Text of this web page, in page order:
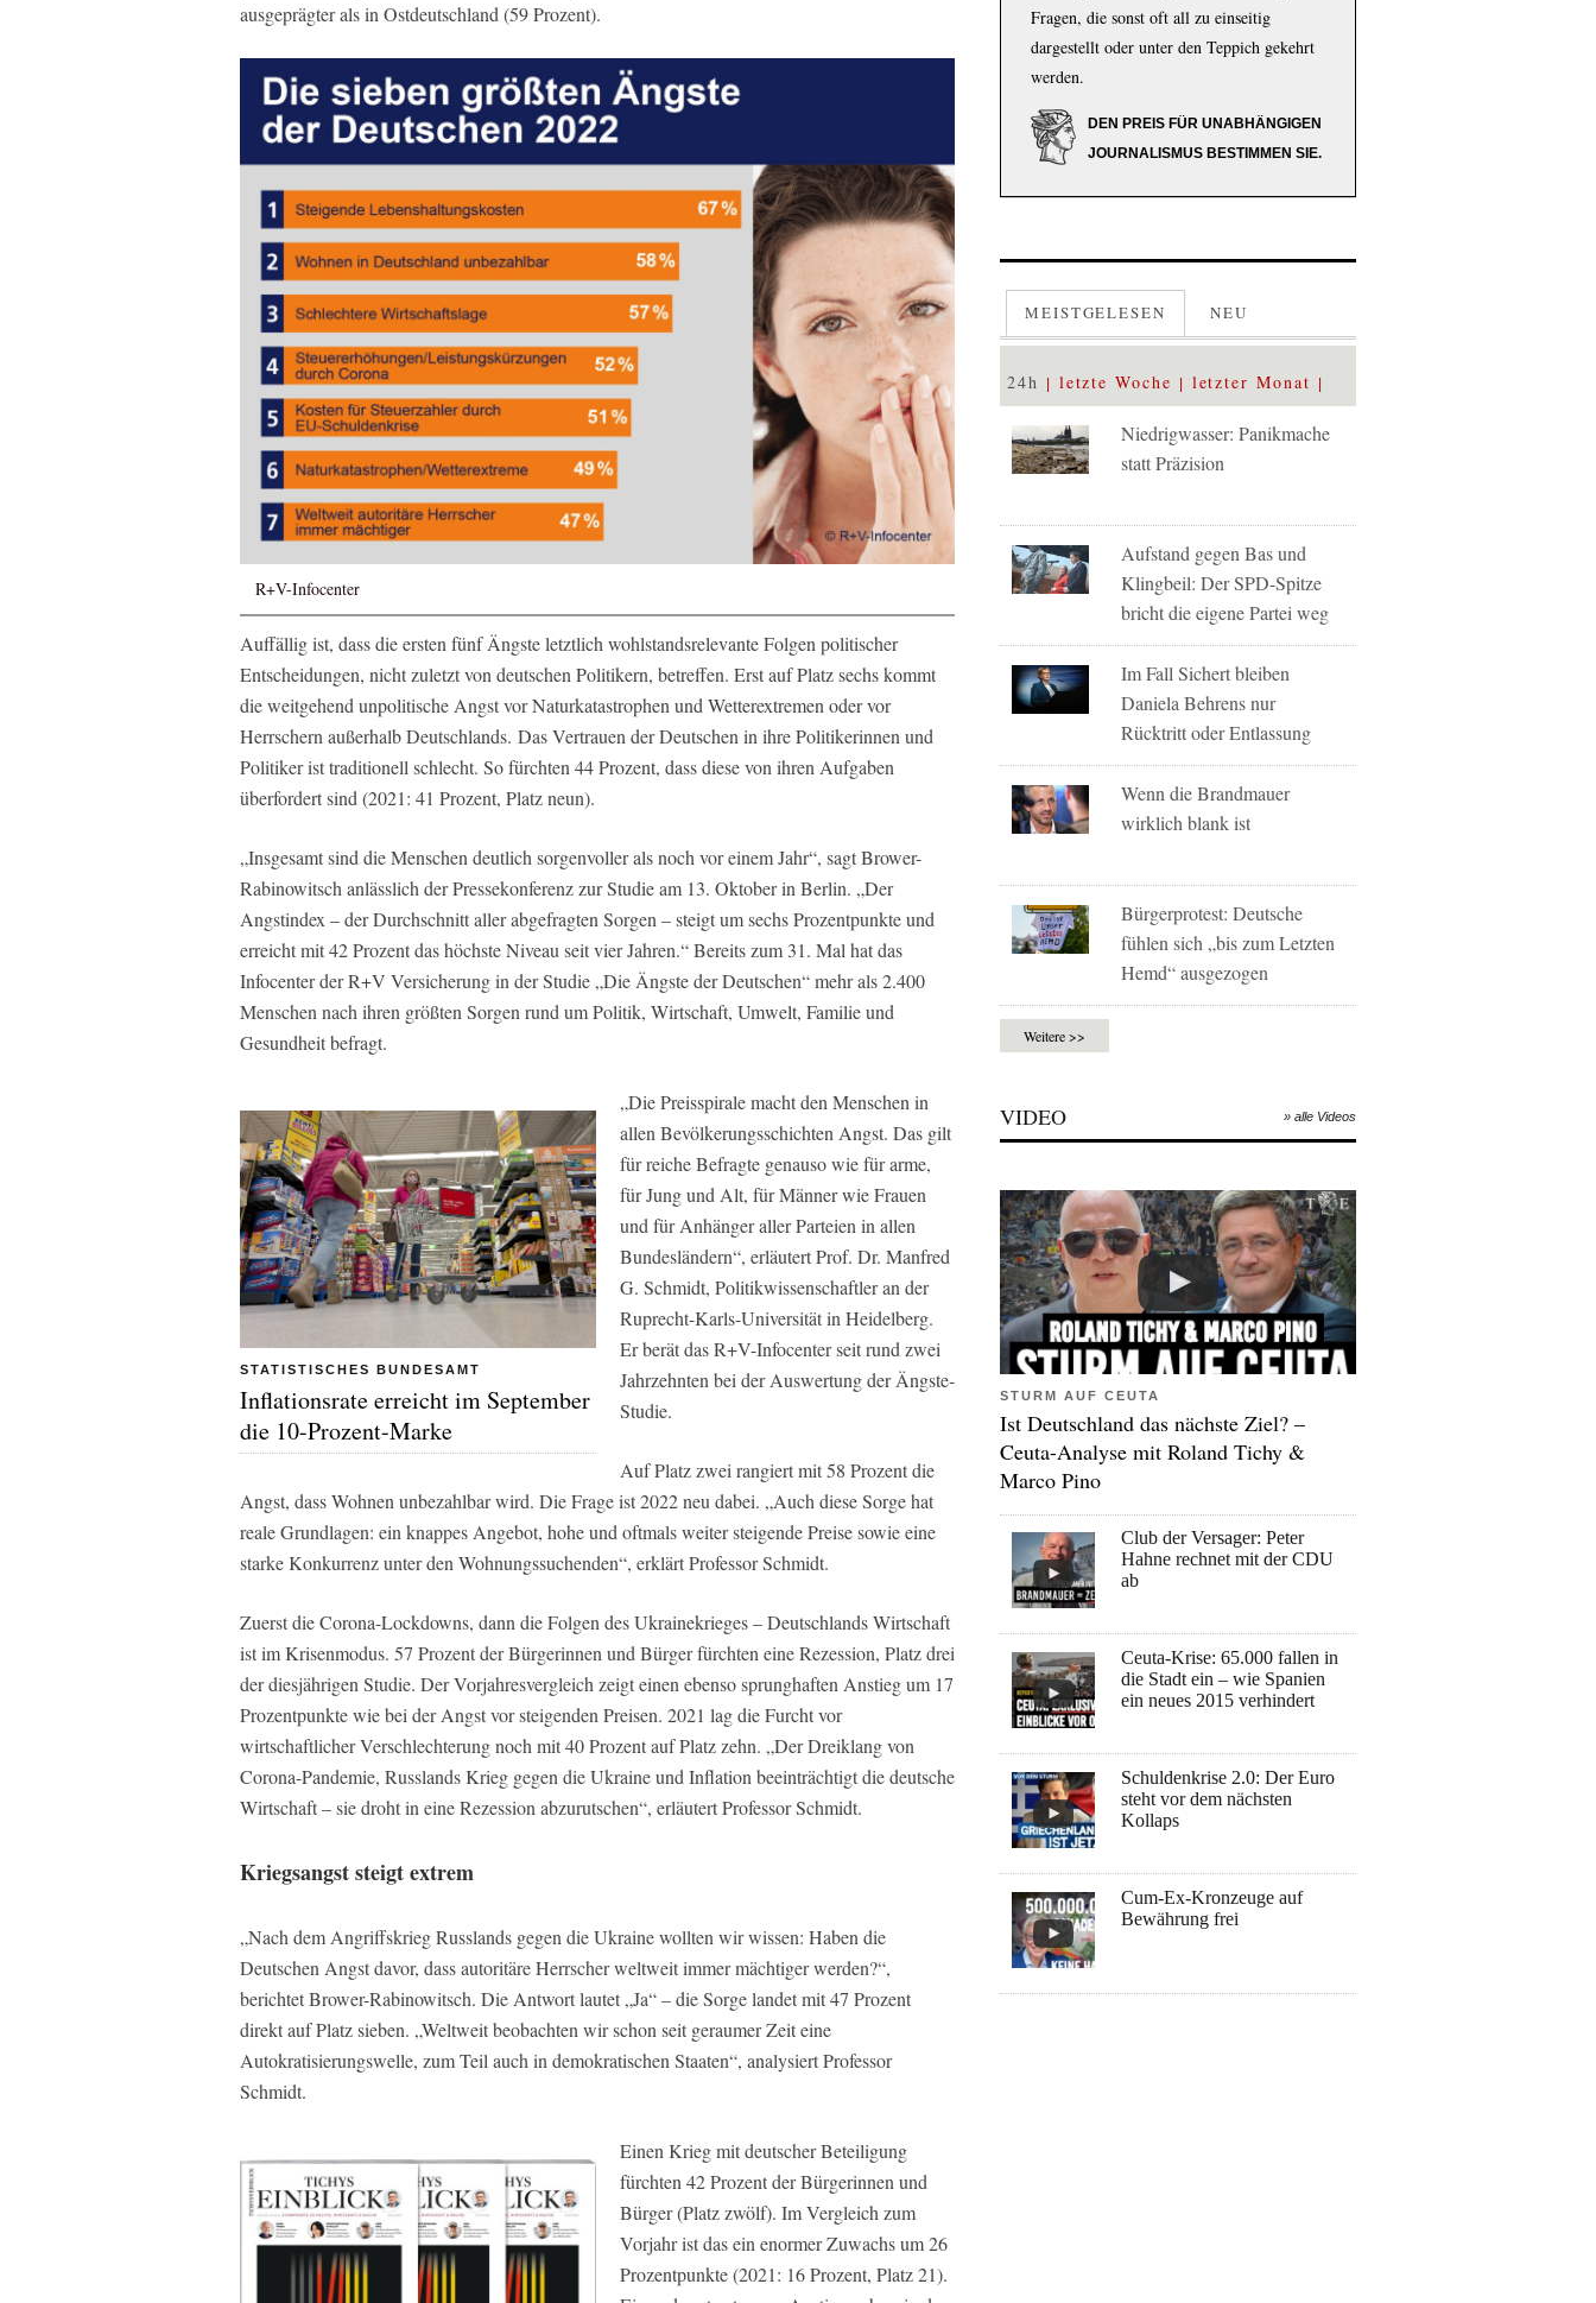
ausgeprägter als in Ostdeutschland (59 Prozent).
R+V-Infocenter
Auffällig ist, dass die ersten fünf Ängste letztlich wohlstandsrelevante Folgen politischer
Entscheidungen, nicht zuletzt von deutschen Politikern, betreffen. Erst auf Platz sechs kommt
die weitgehend unpolitische Angst vor Naturkatastrophen und Wetterextremen oder vor
Herrschern außerhalb Deutschlands. Das Vertrauen der Deutschen in ihre Politikerinnen und
Politiker ist traditionell schlecht. So fürchten 44 Prozent, dass diese von ihren Aufgaben
überfordert sind (2021: 41 Prozent, Platz neun).
„Insgesamt sind die Menschen deutlich sorgenvoller als noch vor einem Jahr“, sagt Brower-
Rabinowitsch anlässlich der Pressekonferenz zur Studie am 13. Oktober in Berlin. „Der
Angstindex – der Durchschnitt aller abgefragten Sorgen – steigt um sechs Prozentpunkte und
erreicht mit 42 Prozent das höchste Niveau seit vier Jahren.“ Bereits zum 31. Mal hat das
Infocenter der R+V Versicherung in der Studie „Die Ängste der Deutschen“ mehr als 2.400
Menschen nach ihren größten Sorgen rund um Politik, Wirtschaft, Umwelt, Familie und
Gesundheit befragt.
STATISTISCHES BUNDESAMT
Inflationsrate erreicht im September
die 10-Prozent-Marke
„Die Preisspirale macht den Menschen in
allen Bevölkerungsschichten Angst. Das gilt
für reiche Befragte genauso wie für arme,
für Jung und Alt, für Männer wie Frauen
und für Anhänger aller Parteien in allen
Bundesländern“, erläutert Prof. Dr. Manfred
G. Schmidt, Politikwissenschaftler an der
Ruprecht-Karls-Universität in Heidelberg.
Er berät das R+V-Infocenter seit rund zwei
Jahrzehnten bei der Auswertung der Ängste-
Studie.
Auf Platz zwei rangiert mit 58 Prozent die
Angst, dass Wohnen unbezahlbar wird. Die Frage ist 2022 neu dabei. „Auch diese Sorge hat
reale Grundlagen: ein knappes Angebot, hohe und oftmals weiter steigende Preise sowie eine
starke Konkurrenz unter den Wohnungssuchenden“, erklärt Professor Schmidt.
Zuerst die Corona-Lockdowns, dann die Folgen des Ukrainekrieges – Deutschlands Wirtschaft
ist im Krisenmodus. 57 Prozent der Bürgerinnen und Bürger fürchten eine Rezession, Platz drei
der diesjährigen Studie. Der Vorjahresvergleich zeigt einen ebenso sprunghaften Anstieg um 17
Prozentpunkte wie bei der Angst vor steigenden Preisen. 2021 lag die Furcht vor
wirtschaftlicher Verschlechterung noch mit 40 Prozent auf Platz zehn. „Der Dreiklang von
Corona-Pandemie, Russlands Krieg gegen die Ukraine und Inflation beeinträchtigt die deutsche
Wirtschaft – sie droht in eine Rezession abzurutschen“, erläutert Professor Schmidt.
Kriegsangst steigt extrem
„Nach dem Angriffskrieg Russlands gegen die Ukraine wollten wir wissen: Haben die
Deutschen Angst davor, dass autoritäre Herrscher weltweit immer mächtiger werden?“,
berichtet Brower-Rabinowitsch. Die Antwort lautet „Ja“ – die Sorge landet mit 47 Prozent
direkt auf Platz sieben. „Weltweit beobachten wir schon seit geraumer Zeit eine
Autokratisierungswelle, zum Teil auch in demokratischen Staaten“, analysiert Professor
Schmidt.
Einen Krieg mit deutscher Beteiligung
fürchten 42 Prozent der Bürgerinnen und
Bürger (Platz zwölf). Im Vergleich zum
Vorjahr ist das ein enormer Zuwachs um 26
Prozentpunkte (2021: 16 Prozent, Platz 21).
Fragen, die sonst oft all zu einseitig
dargestellt oder unter den Teppich gekehrt
werden.
DEN PREIS FÜR UNABHÄNGIGEN
JOURNALISMUS BESTIMMEN SIE.
MEISTGELESEN NEU
24h letzte Woche letzter Monat
Niedrigwasser: Panikmache
statt Präzision
Aufstand gegen Bas und
Klingbeil: Der SPD-Spitze
bricht die eigene Partei weg
Im Fall Sichert bleiben
Daniela Behrens nur
Rücktritt oder Entlassung
Wenn die Brandmauer
wirklich blank ist
Bürgerprotest: Deutsche
fühlen sich „bis zum Letzten
Hemd“ ausgezogen
Weitere >>
VIDEO » alle Videos
STURM AUF CEUTA
Ist Deutschland das nächste Ziel? –
Ceuta-Analyse mit Roland Tichy &
Marco Pino
Club der Versager: Peter
Hahne rechnet mit der CDU
ab
Ceuta-Krise: 65.000 fallen in
die Stadt ein – wie Spanien
ein neues 2015 verhindert
Schuldenkrise 2.0: Der Euro
steht vor dem nächsten
Kollaps
Cum-Ex-Kronzeuge auf
Bewährung frei